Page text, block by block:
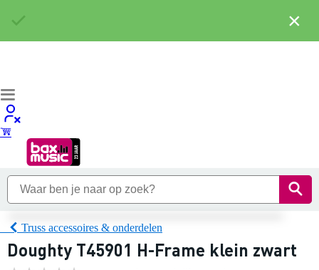
Truss accessoires & onderdelen
Doughty T45901 H-Frame klein zwart
×